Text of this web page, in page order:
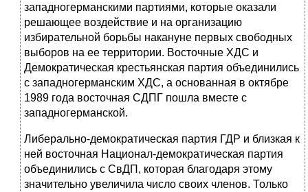
западногерман­скими партиями, которые оказали
решающее воздействие и на организацию
избирательной борьбы накануне первых свободных
выборов на ее террито­рии. Восточные ХДС и
Демократическая крестьянская партия объединились
с западногерманским ХДС, а основанная в октябре
1989 года восточная СДПГ пошла вместе с
западногерманской.
Либерально-демократическая партия ГДР и близкая к
ней восточная Национал-демократическая партия
объедини­лись с СвДП, которая благодаря этому
значительно увеличила число своих членов. Только